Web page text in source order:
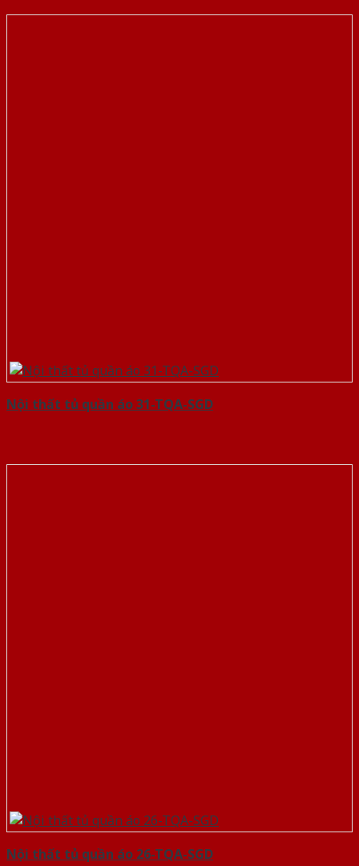
Nội thất tủ quần áo 31-TQA-SGD
Nội thất tủ quần áo 26-TQA-SGD